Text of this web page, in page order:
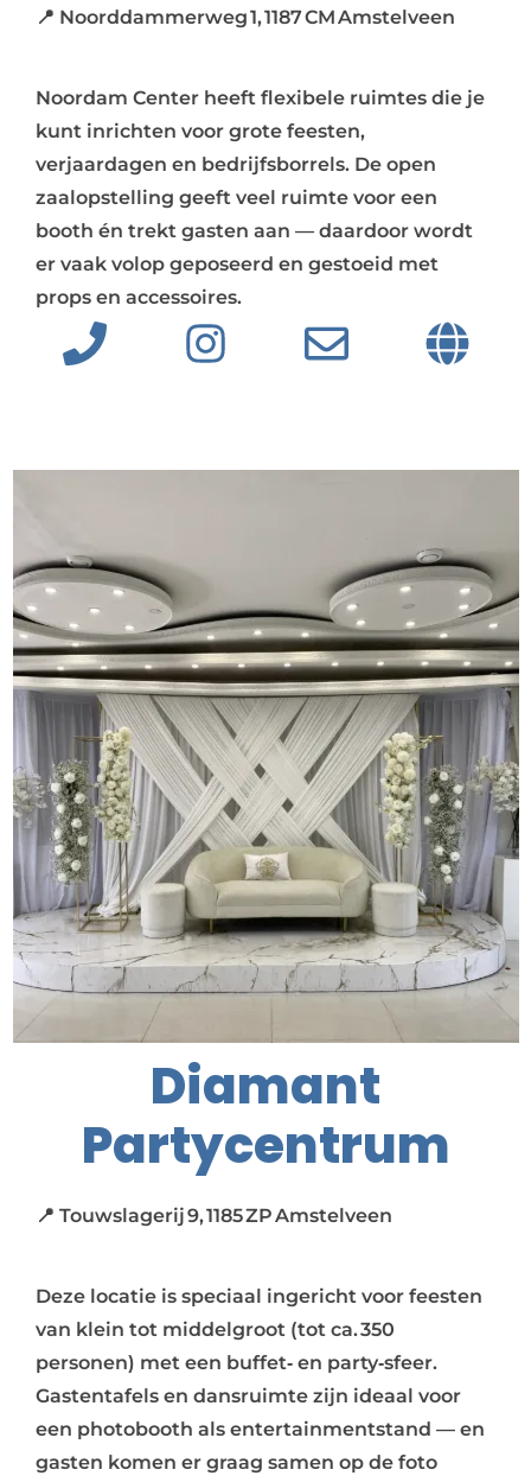
📍 Noorddammerweg 1, 1187 CM Amstelveen
Noordam Center heeft flexibele ruimtes die je
kunt inrichten voor grote feesten,
verjaardagen en bedrijfsborrels. De open
zaalopstelling geeft veel ruimte voor een
booth én trekt gasten aan — daardoor wordt
er vaak volop geposeerd en gestoeid met
props en accessoires.
Diamant
Partycentrum
📍 Touwslagerij 9, 1185 ZP Amstelveen
Deze locatie is speciaal ingericht voor feesten
van klein tot middelgroot (tot ca. 350
personen) met een buffet‑ en party‑sfeer.
Gastentafels en dansruimte zijn ideaal voor
een photobooth als entertainmentstand — en
gasten komen er graag samen op de foto